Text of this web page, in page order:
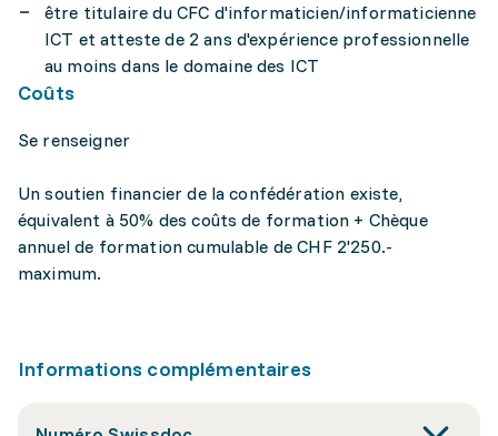
être titulaire du CFC d'informaticien/informaticienne
ICT et atteste de 2 ans d'expérience professionnelle
au moins dans le domaine des ICT
Coûts
Se renseigner
Un soutien financier de la confédération existe,
équivalent à 50% des coûts de formation + Chèque
annuel de formation cumulable de CHF 2'250.-
maximum.
Informations complémentaires